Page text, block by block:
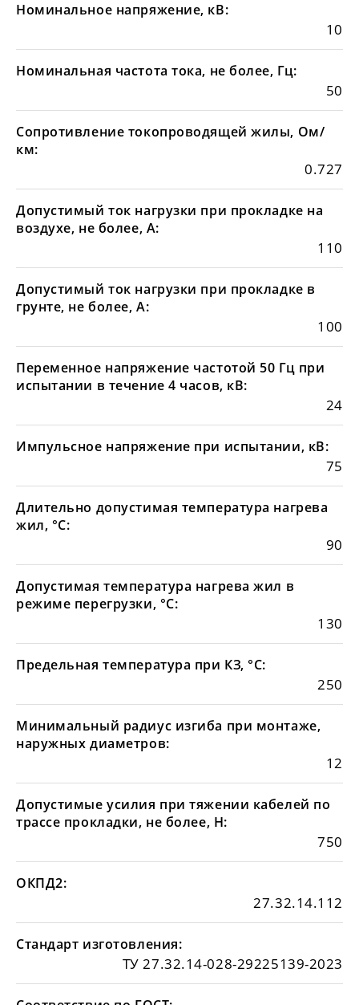
Номинальное напряжение, кВ:
10
Номинальная частота тока, не более, Гц:
50
Сопротивление токопроводящей жилы, Ом/
км:
0.727
Допустимый ток нагрузки при прокладке на
воздухе, не более, А:
110
Допустимый ток нагрузки при прокладке в
грунте, не более, А:
100
Переменное напряжение частотой 50 Гц при
испытании в течение 4 часов, кВ:
24
Импульсное напряжение при испытании, кВ:
75
Длительно допустимая температура нагрева
жил, °С:
90
Допустимая температура нагрева жил в
режиме перегрузки, °С:
130
Предельная температура при КЗ, °С:
250
Минимальный радиус изгиба при монтаже,
наружных диаметров:
12
Допустимые усилия при тяжении кабелей по
трассе прокладки, не более, Н:
750
ОКПД2:
27.32.14.112
Стандарт изготовления:
ТУ 27.32.14-028-29225139-2023